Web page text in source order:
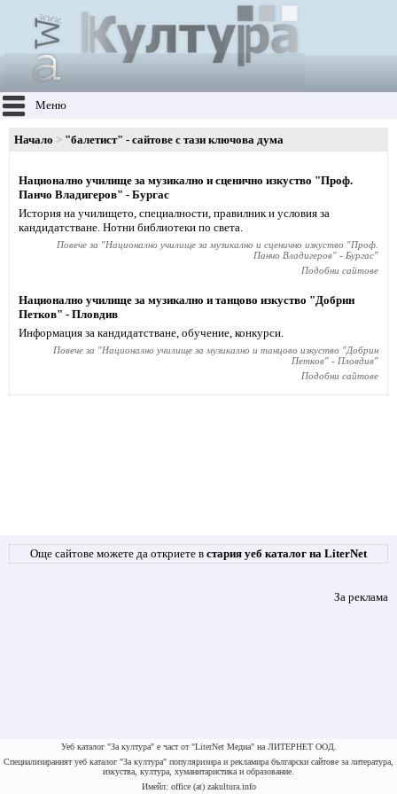
Меню
Начало "балетист" - сайтове с тази ключова дума
Национално училище за музикално и сценично изкуство "Проф.
Панчо Владигеров" - Бургас
История на училището, специалности, правилник и условия за
кандидатстване. Нотни библиотеки по света.
Повече за "Национално училище за музикално и сценично изкуство "Проф.
Панчо Владигеров" - Бургас"
Подобни сайтове
Национално училище за музикално и танцово изкуство "Добрин
Петков" - Пловдив
Информация за кандидатстване, обучение, конкурси.
Повече за "Национално училище за музикално и танцово изкуство "Добрин
Петков" - Пловдив"
Подобни сайтове
Още сайтове можете да откриете в стария уеб каталог на LiterNet
За реклама
Уеб каталог "За култура" е част от "LiterNet Медиа" на ЛИТЕРНЕТ ООД.
Специализираният уеб каталог "За култура" популяризира и рекламира български сайтове за литература,
изкуства, култура, хуманитаристика и образование.
Имейл: office (at) zakultura.info